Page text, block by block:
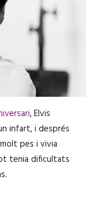
, Elvis
infart, i després
pes i vivia
tenia dificultats